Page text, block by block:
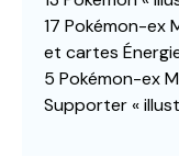
17 Pokémon-ex
et cartes
5 Pokémon-ex
Supporter «